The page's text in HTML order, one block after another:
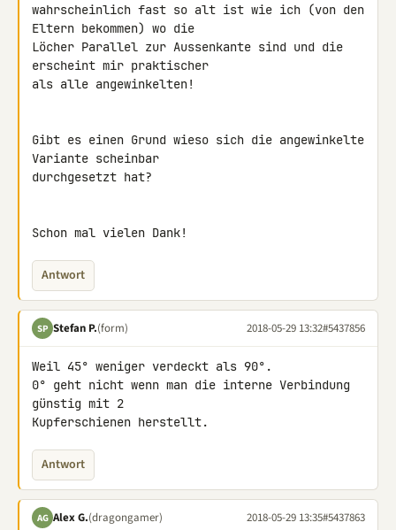
wahrscheinlich fast so alt ist wie ich (von den
Eltern bekommen) wo die
Löcher Parallel zur Aussenkante sind und die
erscheint mir praktischer
als alle angewinkelten!
Gibt es einen Grund wieso sich die angewinkelte
Variante scheinbar
durchgesetzt hat?
Schon mal vielen Dank!
Antwort
SP Stefan P.(form) 2018-05-29 13:32#5437856
Weil 45° weniger verdeckt als 90°.
0° geht nicht wenn man die interne Verbindung
günstig mit 2
Kupferschienen herstellt.
Antwort
AG Alex G.(dragongamer) 2018-05-29 13:35#5437863